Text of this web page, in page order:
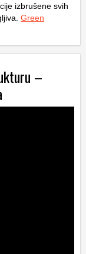
izbrušene svih
Green
–